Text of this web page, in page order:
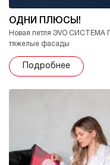
ОДНИ ПЛЮСЫ!
Новая петля ЭVO СИСТЕМА
тяжелые фасады
Подробнее